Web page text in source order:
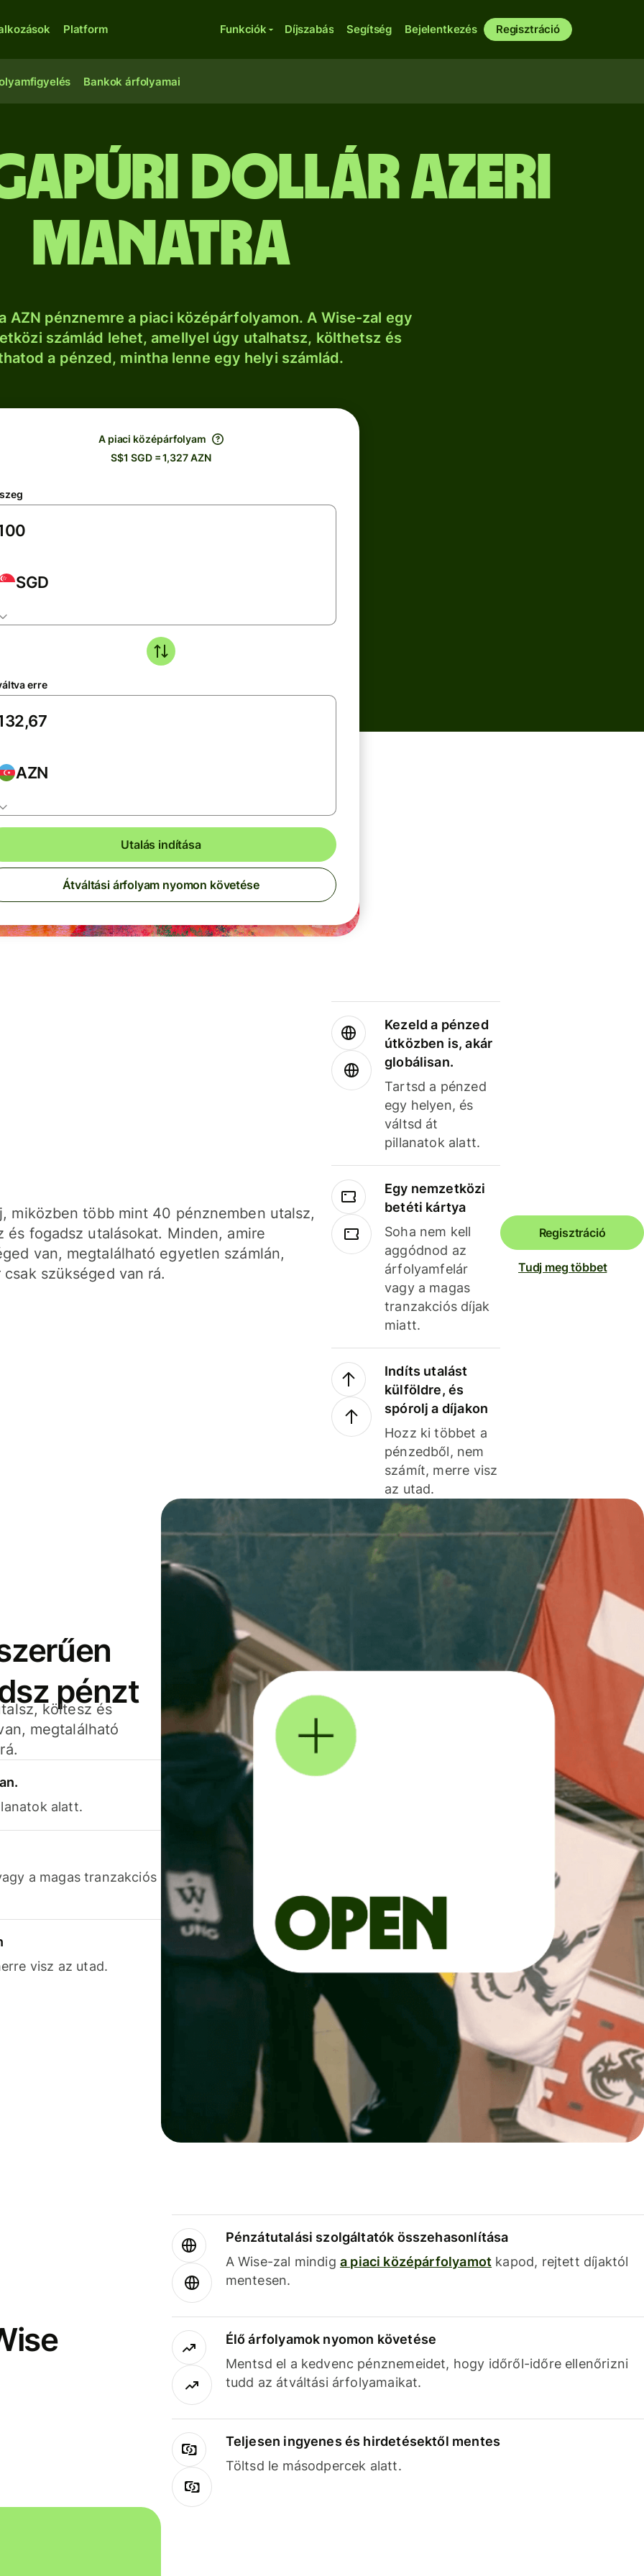
Platform Funkciók Díjszabás Segítség Bejelentkezés Regisztráció
Bankok árfolyamai
dollár azeri
manatra
AZN pénznemre a piaci középárfolyamon. A Wise-zal egy
számlád lehet, amellyel úgy utalhatsz, költhetsz és
a pénzed, mintha lenne egy helyi számlád.
A piaci középárfolyam
S$1 SGD = 1,327 AZN
SGD
erre
AZN
Utalás indítása
Átváltási árfolyam nyomon követése
miközben több mint 40 pénznemben utalsz,
és fogadsz utalásokat. Minden, amire
van, megtalálható egyetlen számlán,
csak szükséged van rá.
Kezeld a pénzed
útközben is, akár
globálisan.
Tartsd a pénzed
egy helyen, és
váltsd át
pillanatok alatt.
Egy nemzetközi
betéti kártya
Soha nem kell
aggódnod az
árfolyamfelár
vagy a magas
tranzakciós díjak
miatt.
Indíts utalást
külföldre, és
spórolj a díjakon
Hozz ki többet a
pénzedből, nem
számít, merre visz
az utad.
Regisztráció
Tudj meg többet
pénzt
költesz és
megtalálható
alatt.
a magas tranzakciós
visz az utad.
Pénzátutalási szolgáltatók összehasonlítása
A Wise-zal mindig a piaci középárfolyamot kapod, rejtett díjaktól
mentesen.
Élő árfolyamok nyomon követése
Mentsd el a kedvenc pénznemeidet, hogy időről-időre ellenőrizni
tudd az átváltási árfolyamaikat.
Teljesen ingyenes és hirdetésektől mentes
Töltsd le másodpercek alatt.